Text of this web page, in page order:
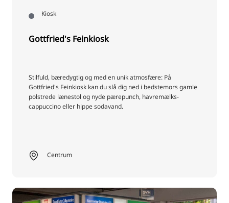
Kiosk
Gottfried's Feinkiosk
Stilfuld, bæredygtig og med en unik atmosfære: På
Gottfried's Feinkiosk kan du slå dig ned i bedstemors gamle
polstrede lænestol og nyde pærepunch, havremælks-
cappuccino eller hippe sodavand.
Centrum